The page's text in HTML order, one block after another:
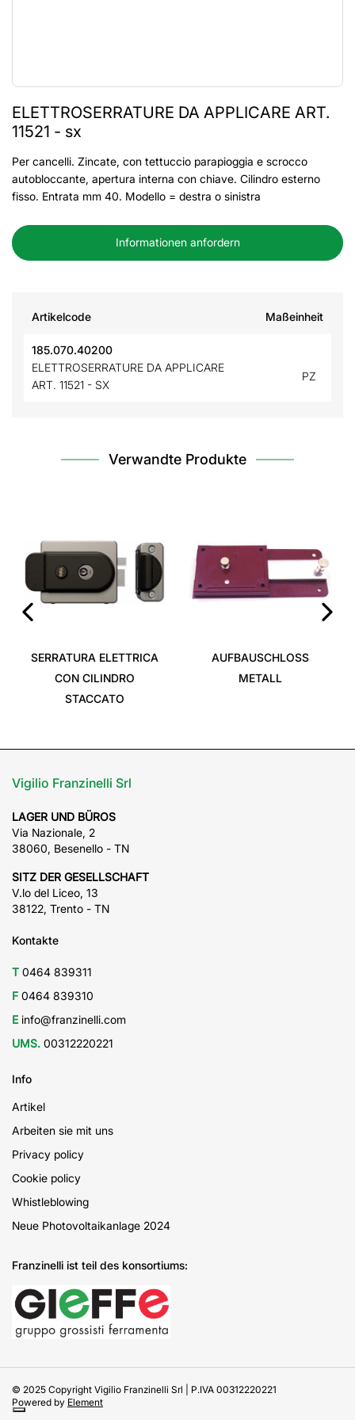
ELETTROSERRATURE DA APPLICARE ART.
11521 - sx
Per cancelli. Zincate, con tettuccio parapioggia e scrocco
autobloccante, apertura interna con chiave. Cilindro esterno
fisso. Entrata mm 40. Modello = destra o sinistra
Informationen anfordern
Artikelcode Maßeinheit
185.070.40200
ELETTROSERRATURE DA APPLICARE
ART. 11521 - SX
PZ
Verwandte Produkte
SERRATURA ELETTRICA
CON CILINDRO
STACCATO
AUFBAUSCHLOSS
METALL
Vigilio Franzinelli Srl
LAGER UND BÜROS
Via Nazionale, 2
38060, Besenello - TN
SITZ DER GESELLSCHAFT
V.lo del Liceo, 13
38122, Trento - TN
Kontakte
T 0464 839311
F 0464 839310
E info@franzinelli.com
UMS. 00312220221
Info
Artikel
Arbeiten sie mit uns
Privacy policy
Cookie policy
Whistleblowing
Neue Photovoltaikanlage 2024
Franzinelli ist teil des konsortiums:
© 2025 Copyright Vigilio Franzinelli Srl | P.IVA 00312220221
Powered by Element